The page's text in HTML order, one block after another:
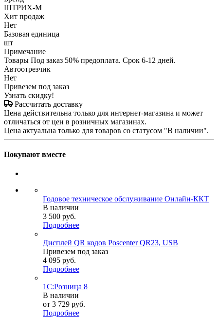
ШТРИХ-М
Хит продаж
Нет
Базовая единица
шт
Примечание
Товары Под заказ 50% предоплата. Срок 6-12 дней.
Автоотрезчик
Нет
Привезем под заказ
Узнать скидку!
Рассчитать доставку
Цена действительна только для интернет-магазина и может
отличаться от цен в розничных магазинах.
Цена актуальна только для товаров со статусом "В наличии".
Покупают вместе
Годовое техническое обслуживание Онлайн-ККТ
В наличии
3 500 руб.
Подробнее
Дисплей QR кодов Poscenter QR23, USB
Привезем под заказ
4 095 руб.
Подробнее
1С:Розница 8
В наличии
от 3 729 руб.
Подробнее